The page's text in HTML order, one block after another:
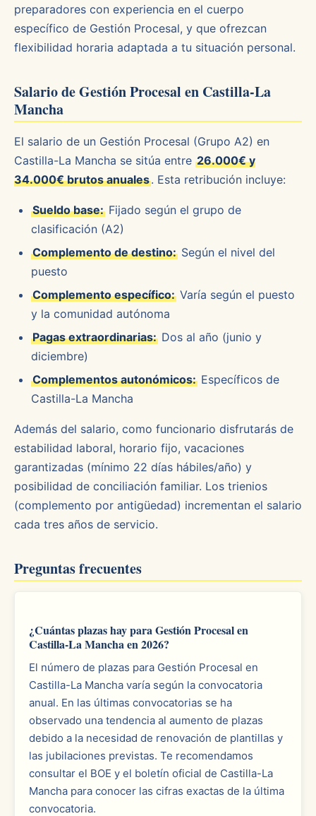
preparadores con experiencia en el cuerpo
específico de Gestión Procesal, y que ofrezcan
flexibilidad horaria adaptada a tu situación personal.
Salario de Gestión Procesal en Castilla-La
Mancha
El salario de un Gestión Procesal (Grupo A2) en
Castilla-La Mancha se sitúa entre 26.000€ y
34.000€ brutos anuales. Esta retribución incluye:
Sueldo base: Fijado según el grupo de
clasificación (A2)
Complemento de destino: Según el nivel del
puesto
Complemento específico: Varía según el puesto
y la comunidad autónoma
Pagas extraordinarias: Dos al año (junio y
diciembre)
Complementos autonómicos: Específicos de
Castilla-La Mancha
Además del salario, como funcionario disfrutarás de
estabilidad laboral, horario fijo, vacaciones
garantizadas (mínimo 22 días hábiles/año) y
posibilidad de conciliación familiar. Los trienios
(complemento por antigüedad) incrementan el salario
cada tres años de servicio.
Preguntas frecuentes
¿Cuántas plazas hay para Gestión Procesal en
Castilla-La Mancha en 2026?
El número de plazas para Gestión Procesal en
Castilla-La Mancha varía según la convocatoria
anual. En las últimas convocatorias se ha
observado una tendencia al aumento de plazas
debido a la necesidad de renovación de plantillas y
las jubilaciones previstas. Te recomendamos
consultar el BOE y el boletín oficial de Castilla-La
Mancha para conocer las cifras exactas de la última
convocatoria.